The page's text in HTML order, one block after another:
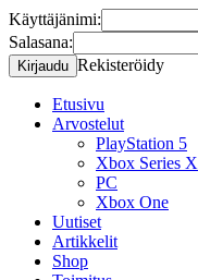
Käyttäjänimi:
Salasana:
Rekisteröidy
Etusivu
Arvostelut
PlayStation 5
Xbox Series X
PC
Xbox One
Uutiset
Artikkelit
Shop